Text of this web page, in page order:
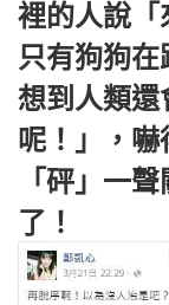
裡的人說「
只有狗狗
想到人類還
呢！」，嚇
「砰」一
了！